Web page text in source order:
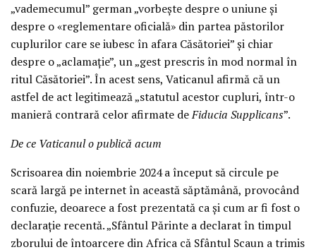
„vademecumul” german „vorbește despre o uniune și
despre o «reglementare oficială» din partea păstorilor
cuplurilor care se iubesc în afara Căsătoriei” și chiar
despre o „aclamație”, un „gest prescris în mod normal în
ritul Căsătoriei”. În acest sens, Vaticanul afirmă că un
astfel de act legitimează „statutul acestor cupluri, într-o
manieră contrară celor afirmate deFiducia Supplicans”.
De ce Vaticanul o publică acum
Scrisoarea din noiembrie 2024 a început să circule pe
scară largă pe internet în această săptămână, provocând
confuzie, deoarece a fost prezentată ca și cum ar fi fost o
declarație recentă. „Sfântul Părinte a declarat în timpul
zborului de întoarcere din Africa că Sfântul Scaun a trimis